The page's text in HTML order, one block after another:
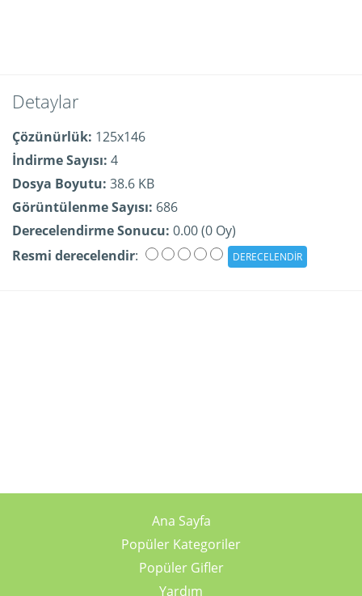
Detaylar
Çözünürlük: 125x146
İndirme Sayısı: 4
Dosya Boyutu: 38.6 KB
Görüntülenme Sayısı: 686
Derecelendirme Sonucu: 0.00 (0 Oy)
Resmi derecelendir:
Ana Sayfa
Popüler Kategoriler
Popüler Gifler
Yardım